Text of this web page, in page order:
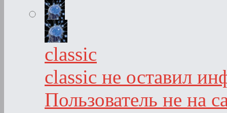
classic
classic не оставил
Пользователь не на